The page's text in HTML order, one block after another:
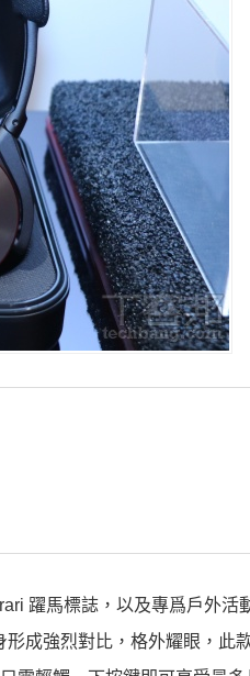
躍馬標誌，以及專爲戶外活
成強烈對比，格外耀眼，此